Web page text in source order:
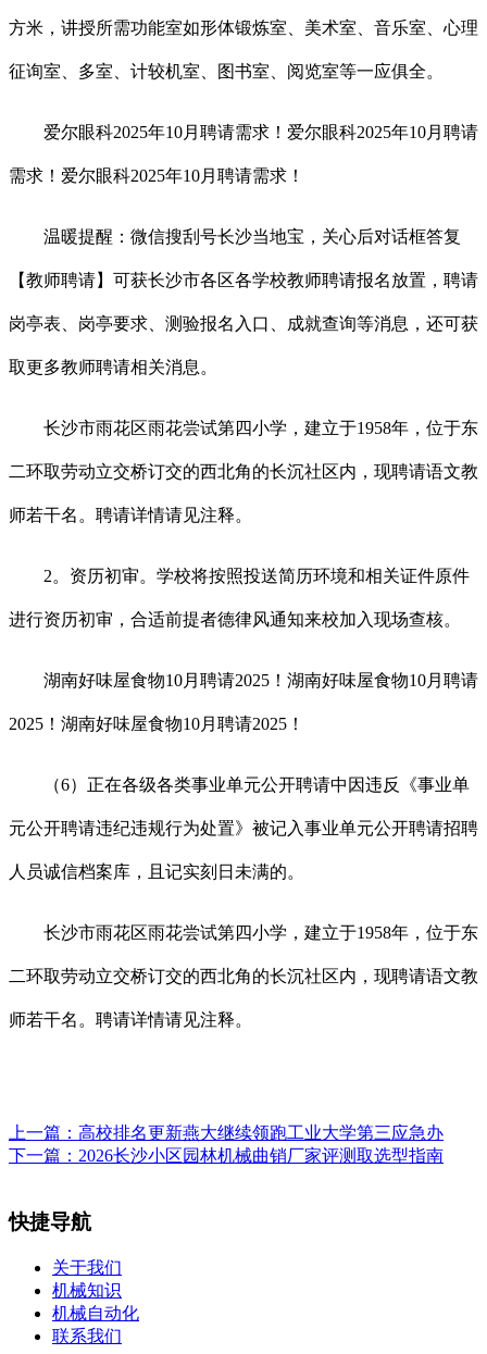
方米，讲授所需功能室如形体锻炼室、美术室、音乐室、心理
征询室、多室、计较机室、图书室、阅览室等一应俱全。
爱尔眼科2025年10月聘请需求！爱尔眼科2025年10月聘请
需求！爱尔眼科2025年10月聘请需求！
温暖提醒：微信搜刮号长沙当地宝，关心后对话框答复
【教师聘请】可获长沙市各区各学校教师聘请报名放置，聘请
岗亭表、岗亭要求、测验报名入口、成就查询等消息，还可获
取更多教师聘请相关消息。
长沙市雨花区雨花尝试第四小学，建立于1958年，位于东
二环取劳动立交桥订交的西北角的长沉社区内，现聘请语文教
师若干名。聘请详情请见注释。
2。资历初审。学校将按照投送简历环境和相关证件原件
进行资历初审，合适前提者德律风通知来校加入现场查核。
湖南好味屋食物10月聘请2025！湖南好味屋食物10月聘请
2025！湖南好味屋食物10月聘请2025！
（6）正在各级各类事业单元公开聘请中因违反《事业单
元公开聘请违纪违规行为处置》被记入事业单元公开聘请招聘
人员诚信档案库，且记实刻日未满的。
长沙市雨花区雨花尝试第四小学，建立于1958年，位于东
二环取劳动立交桥订交的西北角的长沉社区内，现聘请语文教
师若干名。聘请详情请见注释。
上一篇： 高校排名更新燕大继续领跑工业大学第三应急办
下一篇： 2026长沙小区园林机械曲销厂家评测取选型指南
快捷导航
关于我们
机械知识
机械自动化
联系我们